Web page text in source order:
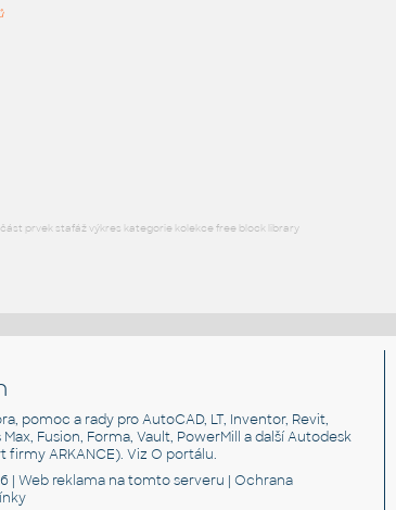
prvek stafáž výkres kategorie kolekce free block library
pomoc a rady pro AutoCAD, LT, Inventor, Revit,
Max, Fusion, Forma, Vault, PowerMill a další Autodesk
firmy ARKANCE). VizO portálu.
|Web reklama na tomto serveru |Ochrana